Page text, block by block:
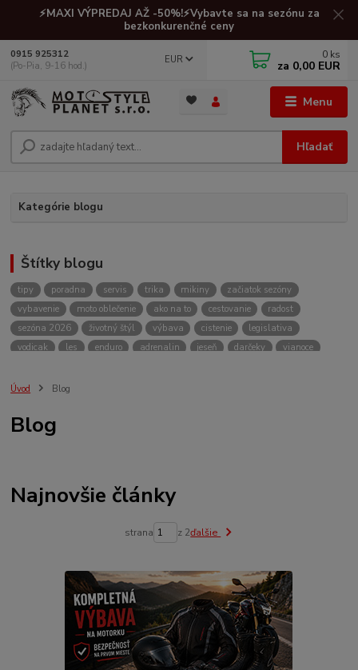
⚡MAXI VÝPREDAJ AŽ -50%!⚡Vybavte sa na sezónu za
bezkonkurenčné ceny
Menu
EUR
Hľadať
0915 925312
(Po-Pia, 9-16 hod.)
0 ks
za 0,00 EUR
Kategórie blogu
Štítky blogu
tipy poradna servis trika mikiny
začiatok sezóny
vybavenie
moto oblečenie ako na to cestovanie
radost
sezóna 2026
životný štýl výbava cistenie
legislativa
vodicak
les enduro adrenalin jeseň darčeky
vianoce
výpredaj
Úvod Blog
Blog
Najnovšie články
strana z 2ďalšie